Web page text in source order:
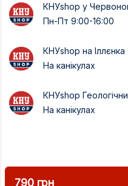
790 грн
КНУshop у
Пн-Пт 9:00-16:00
КНУshop на Іллєнка
На канікулах
КНУshop
На канікулах